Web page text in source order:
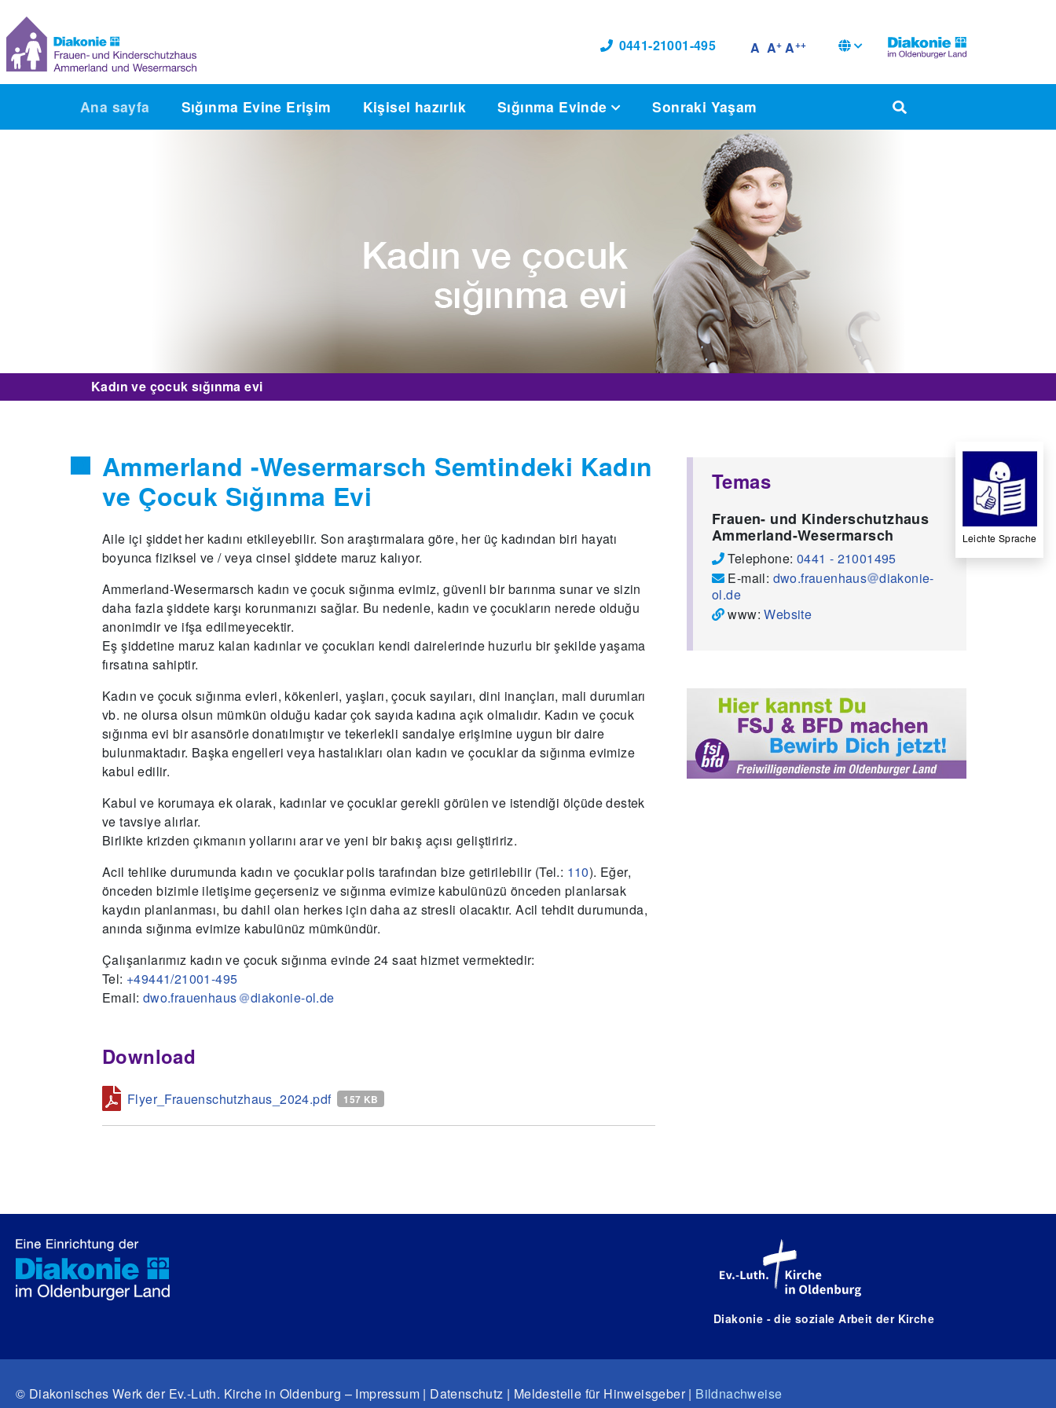
0441-21001-495 A A+ A++
Ana sayfa Sığınma Evine Erişim Kişisel hazırlık Sığınma Evinde Sonraki Yaşam
Kadın ve çocuk sığınma evi
Temas
Frauen- und Kinderschutzhaus
Ammerland-Wesermarsch
Telephone: 0441 - 21001495
E-mail: dwo.frauenhaus
diakonie-
ol.de
www:Website
Ammerland -Wesermarsch Semtindeki Kadın
ve Çocuk Sığınma Evi
Aile içi şiddet her kadını etkileyebilir. Son araştırmalara göre, her üç kadından biri hayatı
boyunca fiziksel ve / veya cinsel şiddete maruz kalıyor.
Ammerland-Wesermarsch kadın ve çocuk sığınma evimiz, güvenli bir barınma sunar ve sizin
daha fazla şiddete karşı korunmanızı sağlar. Bu nedenle, kadın ve çocukların nerede olduğu
anonimdir ve ifşa edilmeyecektir.
Eş şiddetine maruz kalan kadınlar ve çocukları kendi dairelerinde huzurlu bir şekilde yaşama
fırsatına sahiptir.
Kadın ve çocuk sığınma evleri, kökenleri, yaşları, çocuk sayıları, dini inançları, mali durumları
vb. ne olursa olsun mümkün olduğu kadar çok sayıda kadına açık olmalıdır. Kadın ve çocuk
sığınma evi bir asansörle donatılmıştır ve tekerlekli sandalye erişimine uygun bir daire
bulunmaktadır. Başka engelleri veya hastalıkları olan kadın ve çocuklar da sığınma evimize
kabul edilir.
Kabul ve korumaya ek olarak, kadınlar ve çocuklar gerekli görülen ve istendiği ölçüde destek
ve tavsiye alırlar.
Birlikte krizden çıkmanın yollarını arar ve yeni bir bakış açısı geliştiririz.
Acil tehlike durumunda kadın ve çocuklar polis tarafından bize getirilebilir (Tel.: 110). Eğer,
önceden bizimle iletişime geçerseniz ve sığınma evimize kabulünüzü önceden planlarsak
kaydın planlanması, bu dahil olan herkes için daha az stresli olacaktır. Acil tehdit durumunda,
anında sığınma evimize kabulünüz mümkündür.
Çalışanlarımız kadın ve çocuk sığınma evinde 24 saat hizmet vermektedir:
Tel: +49441/21001-495
Email: dwo.frauenhaus diakonie-ol.de
Download
Flyer_Frauenschutzhaus_2024.pdf 157 KB
Diakonie - die soziale Arbeit der Kirche
© Diakonisches Werk der Ev.-Luth. Kirche in Oldenburg – Impressum | Datenschutz | Meldestelle für Hinweisgeber | Bildnachweise
Leichte Sprache